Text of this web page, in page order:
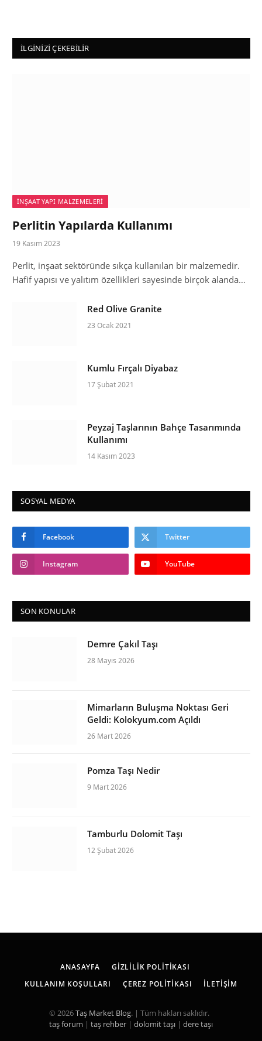
İLGINIZI ÇEKEBILIR
İNŞAAT YAPI MALZEMELERI
Perlitin Yapılarda Kullanımı
19 Kasım 2023
Perlit, inşaat sektöründe sıkça kullanılan bir malzemedir.
Hafif yapısı ve yalıtım özellikleri sayesinde birçok alanda…
Red Olive Granite
23 Ocak 2021
Kumlu Fırçalı Diyabaz
17 Şubat 2021
Peyzaj Taşlarının Bahçe Tasarımında
Kullanımı
14 Kasım 2023
SOSYAL MEDYA
Facebook Twitter
Instagram YouTube
SON KONULAR
Demre Çakıl Taşı
28 Mayıs 2026
Mimarların Buluşma Noktası Geri
Geldi: Kolokyum.com Açıldı
26 Mart 2026
Pomza Taşı Nedir
9 Mart 2026
Tamburlu Dolomit Taşı
12 Şubat 2026
ANASAYFA
GIZLILIK POLITIKASI
KULLANIM KOŞULLARI
ÇEREZ POLITIKASI İLETIŞIM
© 2026Taş Market Blog. | Tüm hakları saklıdır.
taş forum | taş rehber | dolomit taşı | dere taşı